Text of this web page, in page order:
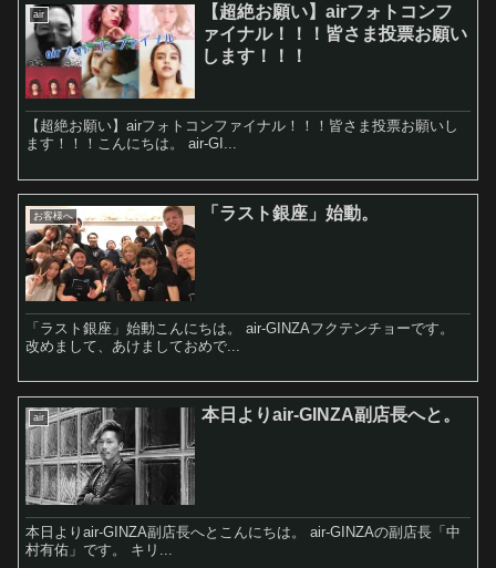
air
【超絶お願い】airフォトコンフ
ァイナル！！！皆さま投票お願い
します！！！
【超絶お願い】airフォトコンファイナル！！！皆さま投票お願いし
ます！！！こんにちは。 air-GI...
お客様へ 「ラスト銀座」始動。
「ラスト銀座」始動こんにちは。 air-GINZAフクテンチョーです。
改めまして、あけましておめで...
air 本日よりair-GINZA副店長へと。
本日よりair-GINZA副店長へとこんにちは。 air-GINZAの副店長「中
村有佑」です。 キリ...